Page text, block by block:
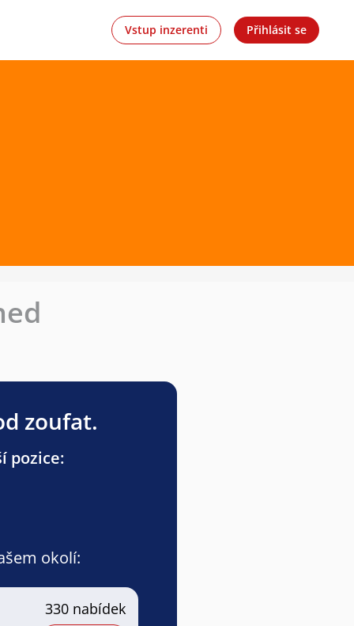
Vstup inzerenti Přihlásit se
zoufat.
pozice:
okolí:
330 nabídek